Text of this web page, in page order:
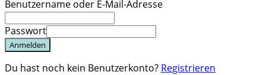
Benutzername oder E-Mail-Adresse
Passwort
Anmelden
Du hast noch kein Benutzerkonto? Registrieren